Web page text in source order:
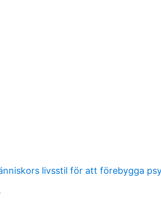
livsstil för att förebygga